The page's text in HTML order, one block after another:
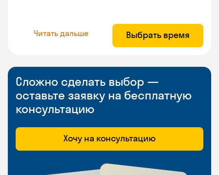
Читать дальше Выбрать время
Сложно сделать выбор —
оставьте заявку на бесплатную
консультацию
Хочу на консультацию